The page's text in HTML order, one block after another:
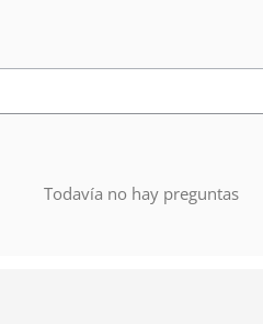
Todavía no hay preguntas